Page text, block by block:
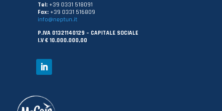
Tel: +39 0331 518091
Fax: +39 0331 516809
info@neptun.it
P.IVA 01321140129 – CAPITALE SOCIALE
I.V € 10.000.000,00